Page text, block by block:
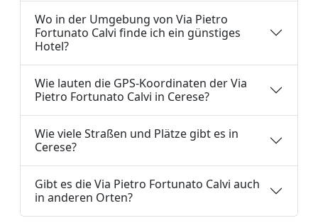
Wo in der Umgebung von Via Pietro
Fortunato Calvi finde ich ein günstiges
Hotel?
Wie lauten die GPS-Koordinaten der Via
Pietro Fortunato Calvi in Cerese?
Wie viele Straßen und Plätze gibt es in
Cerese?
Gibt es die Via Pietro Fortunato Calvi auch
in anderen Orten?